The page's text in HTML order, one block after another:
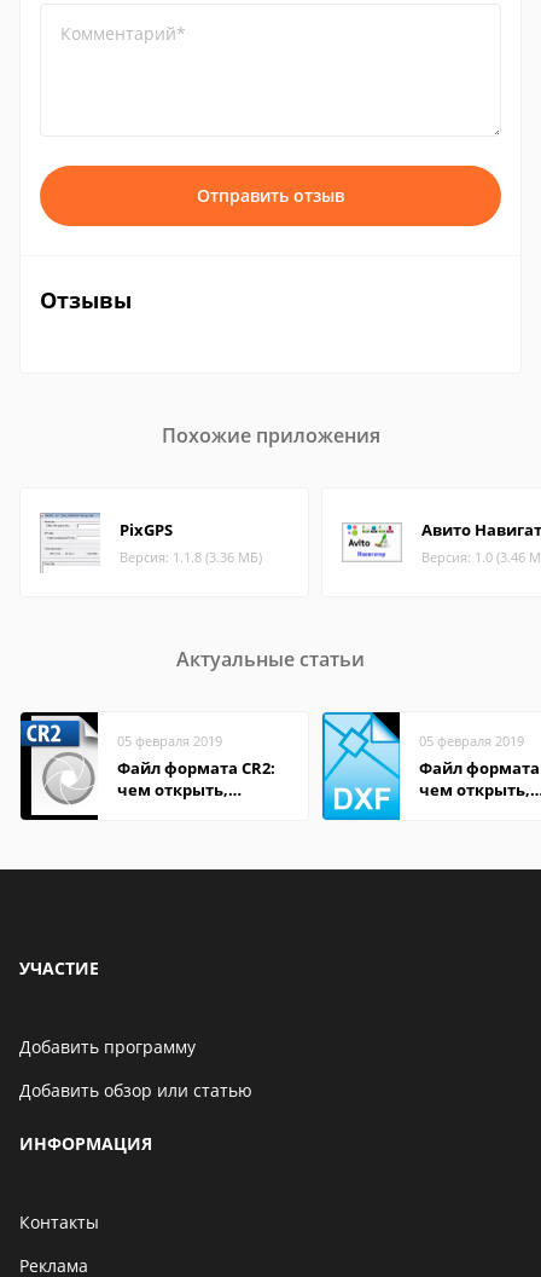
Комментарий*
Отправить отзыв
Отзывы
Похожие приложения
PixGPS
Версия: 1.1.8 (3.36 МБ)
Авито
Версия: 1.0 (3.46
Актуальные статьи
05 февраля 2019
Файл формата CR2:
чем открыть,
05 февраля 2019
Файл формата
чем открыть,
УЧАСТИЕ
Добавить программу
Добавить обзор или статью
ИНФОРМАЦИЯ
Контакты
Реклама